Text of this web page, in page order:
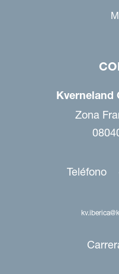
Kverneland
Zona
Teléfono